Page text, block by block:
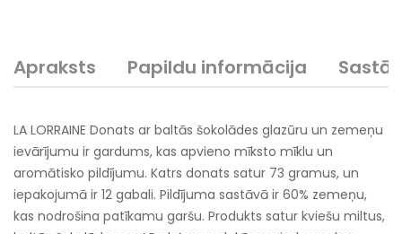
Apraksts Papildu informācija
LA LORRAINE Donats ar baltās šokolādes glazūru un zemeņu
ievārījumu ir gardums, kas apvieno mīksto mīklu un
aromātisko pildījumu. Katrs donats satur 73 gramus, un
iepakojumā ir 12 gabali. Pildījuma sastāvā ir 60% zemeņu,
kas nodrošina patīkamu garšu. Produkts satur kviešu miltus,